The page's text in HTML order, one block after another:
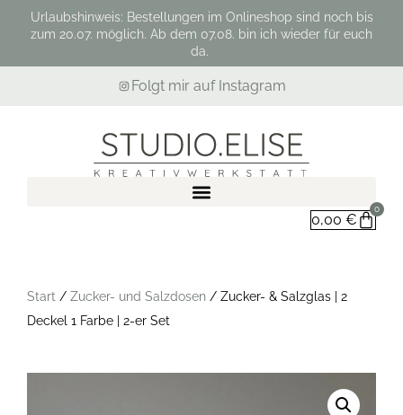
Urlaubshinweis: Bestellungen im Onlineshop sind noch bis
zum 20.07. möglich. Ab dem 07.08. bin ich wieder für euch
da.
Folgt mir auf Instagram
0,00 €
0
Start / Zucker- und Salzdosen / Zucker- & Salzglas | 2
Deckel 1 Farbe | 2-er Set